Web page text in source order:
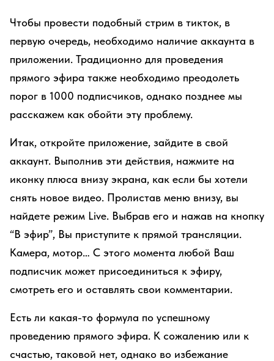
Чтобы провести подобный стрим в тикток, в
первую очередь, необходимо наличие аккаунта в
приложении. Традиционно для проведения
прямого эфира также необходимо преодолеть
порог в 1000 подписчиков, однако позднее мы
расскажем как обойти эту проблему.
Итак, откройте приложение, зайдите в свой
аккаунт. Выполнив эти действия, нажмите на
иконку плюса внизу экрана, как если бы хотели
снять новое видео. Пролистав меню внизу, вы
найдете режим Live. Выбрав его и нажав на кнопку
“В эфир”, Вы приступите к прямой трансляции.
Камера, мотор… С этого момента любой Ваш
подписчик может присоединиться к эфиру,
смотреть его и оставлять свои комментарии.
Есть ли какая-то формула по успешному
проведению прямого эфира. К сожалению или к
счастью, таковой нет, однако во избежание